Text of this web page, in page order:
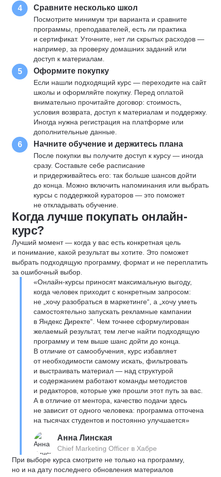
4 Сравните несколько школ
Посмотрите минимум три варианта и сравните
программы, преподавателей, есть ли практика
и сертификат. Уточните, нет ли скрытых расходов —
например, за проверку домашних заданий или
доступ к материалам.
5 Оформите покупку
Если нашли подходящий курс — переходите на сайт
школы и оформляйте покупку. Перед оплатой
внимательно прочитайте договор: стоимость,
условия возврата, доступ к материалам и поддержку.
Иногда нужна регистрация на платформе или
дополнительные данные.
6 Начните обучение и держитесь плана
После покупки вы получите доступ к курсу — иногда
сразу. Составьте себе расписание
и придерживайтесь его: так больше шансов дойти
до конца. Можно включить напоминания или выбрать
курсы с поддержкой кураторов — это поможет
не откладывать обучение.
Когда лучше покупать онлайн-
курс?
Лучший момент — когда у вас есть конкретная цель
и понимание, какой результат вы хотите. Это поможет
выбрать подходящую программу, формат и не переплатить
за ошибочный выбор.
«Онлайн-курсы приносят максимальную выгоду,
когда человек приходит с конкретным запросом:
не „хочу разобраться в маркетинге“, а „хочу уметь
самостоятельно запускать рекламные кампании
в Яндекс Директе“. Чем точнее сформулирован
желаемый результат, тем легче найти подходящую
программу и тем выше шанс дойти до конца.
В отличие от самообучения, курс избавляет
от необходимости самому искать, фильтровать
и выстраивать материал — над структурой
и содержанием работают команды методистов
и редакторов, которые уже прошли этот путь за вас.
А в отличие от ментора, качество подачи здесь
не зависит от одного человека: программа отточена
на тысячах студентов и постоянно улучшается»
Анна Линская
Chief Marketing Officer в Хабре
При выборе курса смотрите не только на программу,
но и на дату последнего обновления материалов